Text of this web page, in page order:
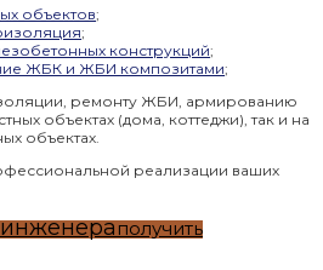
объектов;
;
конструкций;
ЖБК и ЖБИ композитами;
ремонту ЖБИ, армированию
объектах (дома, коттеджи), так и на
объектах.
реализации ваших
инженераполучить